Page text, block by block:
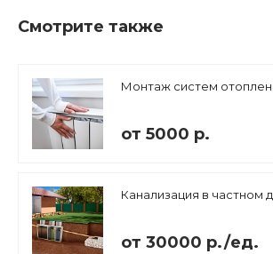
Смотрите также
Монтаж систем
от 5000 р.
Канализация в частном
от 30000 р./ед.